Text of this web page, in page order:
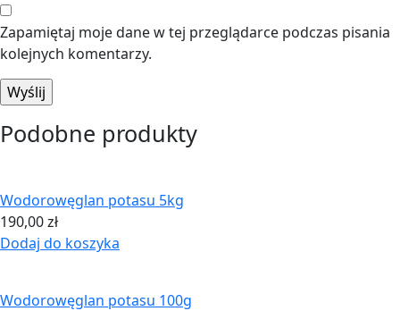
Zapamiętaj moje dane w tej przeglądarce podczas pisania
kolejnych komentarzy.
Podobne produkty
Wodorowęglan potasu 5kg
190,00zł
Dodaj do koszyka
Wodorowęglan potasu 100g